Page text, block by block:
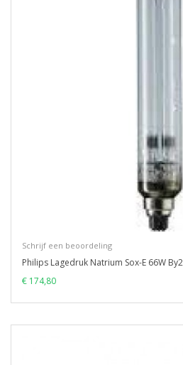
Schrijf een beoordeling
Philips Lagedruk Natrium Sox-E 66W
€ 174,80